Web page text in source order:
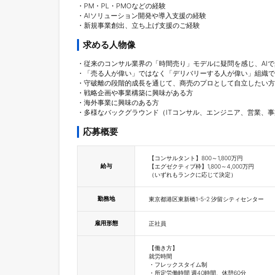
・PM・PL・PMOなどの経験
・AIソリューション開発や導入支援の経験
・新規事業創出、立ち上げ支援のご経験
求める人物像
・従来のコンサル業界の「時間売り」モデルに疑問を感じ、AI
・「売る人が偉い」ではなく「デリバリーする人が偉い」組織
・守破離の段階的成長を通じて、商売のプロとして自立したい方
・戦略企画や事業構築に興味がある方
・海外事業に興味のある方
応募概要
給与
【コンサルタント】800～1,800万円
【エグゼクティブ枠】1,800～4,000万円
勤務地 東京都港区東新橋1-5-2 汐留シティセンター
雇用形態 正社員
【働き方】
就労時間
・フレックスタイム制
・所定労働時間 週40時間、休憩60分